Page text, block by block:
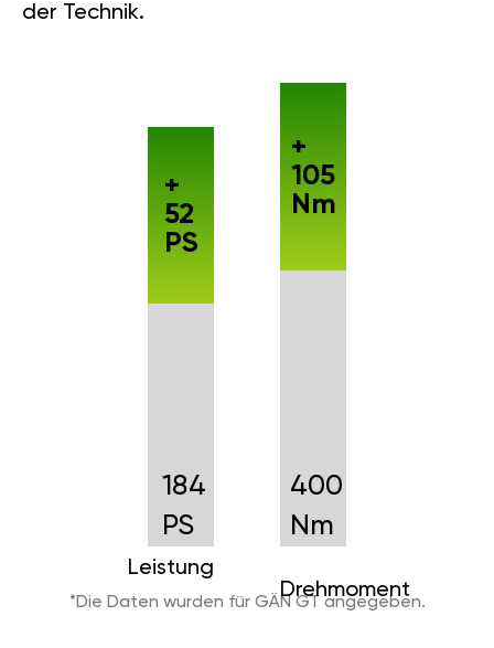
der Technik.
184
PS
Leistung
+
52
PS
400
Nm
Drehmoment
+
105
Nm
*Die Daten wurden für GÄN GT angegeben.